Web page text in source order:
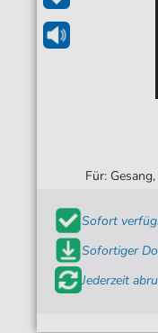
Für:
Sofort
Sofortiger
Jederzeit